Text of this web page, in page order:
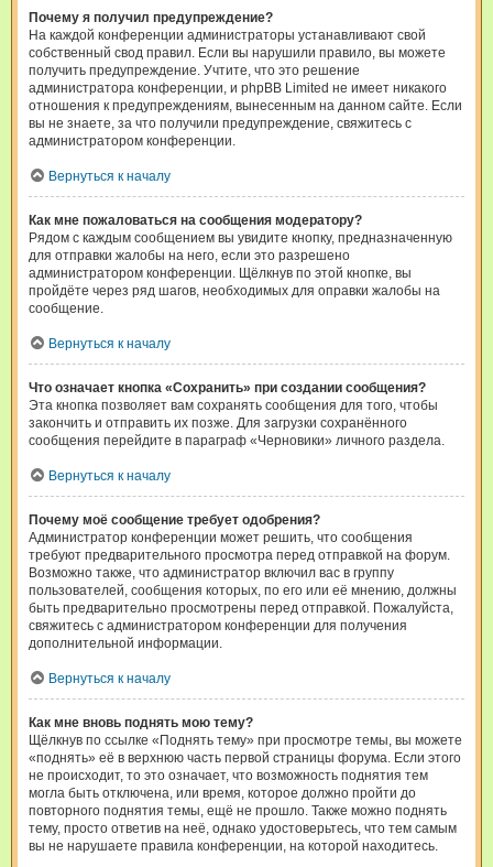
Почему я получил предупреждение?
На каждой конференции администраторы устанавливают свой
собственный свод правил. Если вы нарушили правило, вы можете
получить предупреждение. Учтите, что это решение
администратора конференции, и phpBB Limited не имеет никакого
отношения к предупреждениям, вынесенным на данном сайте. Если
вы не знаете, за что получили предупреждение, свяжитесь с
администратором конференции.
Вернуться к началу
Как мне пожаловаться на сообщения модератору?
Рядом с каждым сообщением вы увидите кнопку, предназначенную
для отправки жалобы на него, если это разрешено
администратором конференции. Щёлкнув по этой кнопке, вы
пройдёте через ряд шагов, необходимых для оправки жалобы на
сообщение.
Вернуться к началу
Что означает кнопка «Сохранить» при создании сообщения?
Эта кнопка позволяет вам сохранять сообщения для того, чтобы
закончить и отправить их позже. Для загрузки сохранённого
сообщения перейдите в параграф «Черновики» личного раздела.
Вернуться к началу
Почему моё сообщение требует одобрения?
Администратор конференции может решить, что сообщения
требуют предварительного просмотра перед отправкой на форум.
Возможно также, что администратор включил вас в группу
пользователей, сообщения которых, по его или её мнению, должны
быть предварительно просмотрены перед отправкой. Пожалуйста,
свяжитесь с администратором конференции для получения
дополнительной информации.
Вернуться к началу
Как мне вновь поднять мою тему?
Щёлкнув по ссылке «Поднять тему» при просмотре темы, вы можете
«поднять» её в верхнюю часть первой страницы форума. Если этого
не происходит, то это означает, что возможность поднятия тем
могла быть отключена, или время, которое должно пройти до
повторного поднятия темы, ещё не прошло. Также можно поднять
тему, просто ответив на неё, однако удостоверьтесь, что тем самым
вы не нарушаете правила конференции, на которой находитесь.